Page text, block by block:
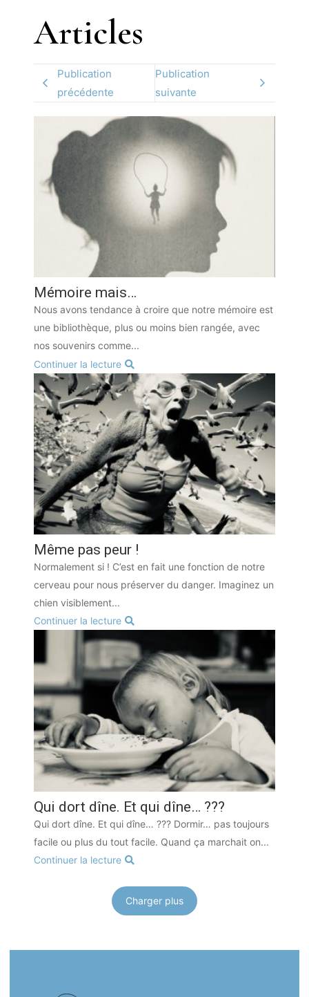
Articles
Publication
précédente
Publication
suivante
Mémoire mais…
Nous avons tendance à croire que notre mémoire est
une bibliothèque, plus ou moins bien rangée, avec
nos souvenirs comme...
Continuer la lecture
Même pas peur !
Normalement si ! C’est en fait une fonction de notre
cerveau pour nous préserver du danger. Imaginez un
chien visiblement...
Continuer la lecture
Qui dort dîne. Et qui dîne… ???
Qui dort dîne. Et qui dîne… ??? Dormir… pas toujours
facile ou plus du tout facile. Quand ça marchait on...
Continuer la lecture
Charger plus